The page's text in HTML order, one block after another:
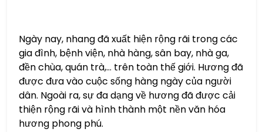
Ngày nay, nhang đã xuất hiện rộng rãi trong các
gia đình, bệnh viện, nhà hàng, sân bay, nhà ga,
đền chùa, quán trà,… trên toàn thế giới. Hương đã
được đưa vào cuộc sống hàng ngày của người
dân. Ngoài ra, sự đa dạng về hương đã được cải
thiện rộng rãi và hình thành một nền văn hóa
hương phong phú.